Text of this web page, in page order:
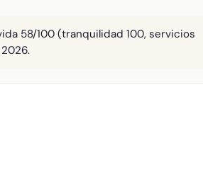
58/100 (tranquilidad 100, servicios